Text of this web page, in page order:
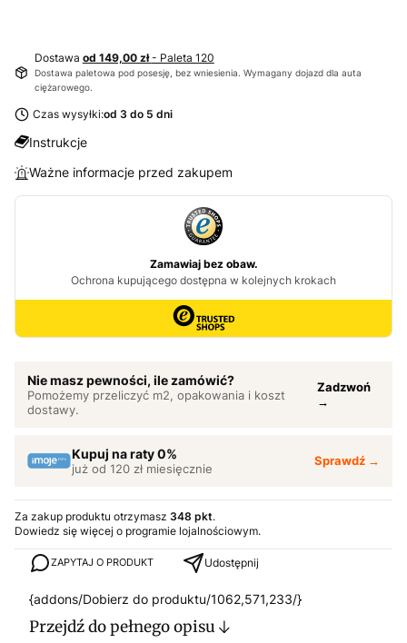
Dostawa od 149,00 zł- Paleta 120
Dostawa paletowa pod posesję, bez wniesienia. Wymagany dojazd dla auta
ciężarowego.
Czas wysyłki:od 3 do 5 dni
Instrukcje
Ważne informacje przed zakupem
Nie masz pewności, ile zamówić?
Pomożemy przeliczyć m2, opakowania i koszt
dostawy.
Zadzwoń
→
Kupuj na raty 0%
już od 120 zł miesięcznie
Sprawdź →
Za zakup produktu otrzymasz 348 pkt.
Dowiedz się więcej o programie lojalnościowym.
ZAPYTAJ O PRODUKT Udostępnij
{addons/Dobierz do produktu/1062,571,233/}
Przejdź do pełnego opisu